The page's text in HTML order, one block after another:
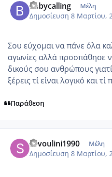
babycalling Μέλη
Δημοσίευση 8 Μαρτίου,
Σου εύχομαι να πάνε όλα
αγωνίες αλλά προσπάθησε
δικούς σου ανθρώπους
ξέρεις τί είναι λογικό και
Παράθεση
sevoulini1990 Μέλη
Δημοσίευση 8 Μαρτίου,